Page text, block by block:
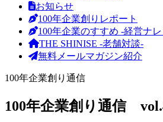
お知らせ
100年企業創りレポート
100年企業のすすめ -経営ナ
THE SHINISE -老舗対談-
無料メールマガジン紹介
100年企業創り通信
100年企業創り通信